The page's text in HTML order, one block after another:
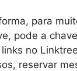
para
pode a
links no
reservar